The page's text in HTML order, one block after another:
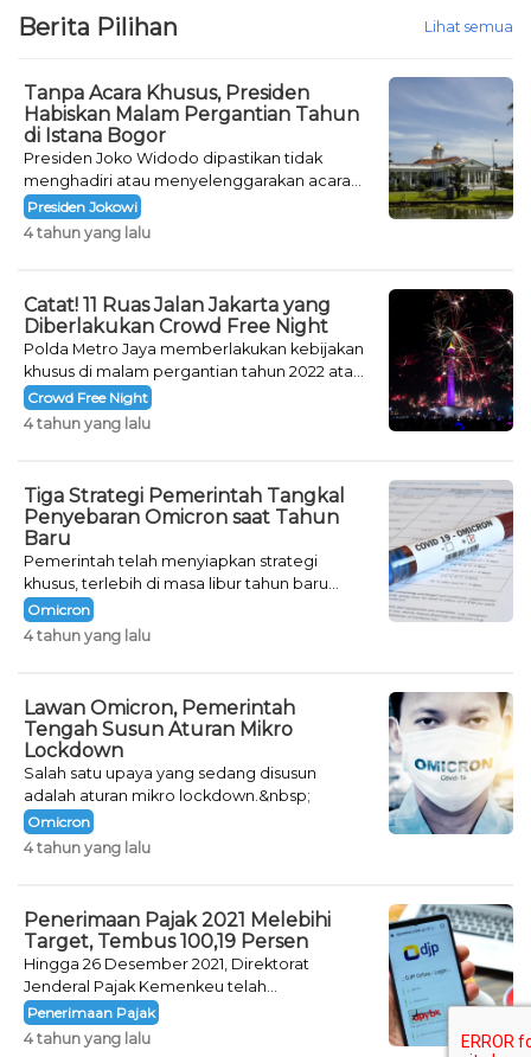
Berita Pilihan Lihat semua
Tanpa Acara Khusus, Presiden
Habiskan Malam Pergantian Tahun
di Istana Bogor
Presiden Joko Widodo dipastikan tidak
menghadiri atau menyelenggarakan acara
khusus untuk mengisi malam pergantian
tahun.
Presiden Jokowi
4 tahun yang lalu
Catat! 11 Ruas Jalan Jakarta yang
Diberlakukan Crowd Free Night
Polda Metro Jaya memberlakukan kebijakan
khusus di malam pergantian tahun 2022 atau
Crowd Free Night selama dua hari.
Crowd Free Night
4 tahun yang lalu
Tiga Strategi Pemerintah Tangkal
Penyebaran Omicron saat Tahun
Baru
Pemerintah telah menyiapkan strategi
khusus, terlebih di masa libur tahun baru
seperti saat ini.
Omicron
4 tahun yang lalu
Lawan Omicron, Pemerintah
Tengah Susun Aturan Mikro
Lockdown
Salah satu upaya yang sedang disusun
adalah aturan mikro lockdown.&nbsp;
Omicron
4 tahun yang lalu
Penerimaan Pajak 2021 Melebihi
Target, Tembus 100,19 Persen
Hingga 26 Desember 2021, Direktorat
Jenderal Pajak Kemenkeu telah
mencatatkan jumlah neto penerimaan pajak
sebesar Rp 1.231,87 triliun.&nbsp;
Penerimaan Pajak
4 tahun yang lalu